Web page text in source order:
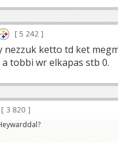
5 242
nezzuk ketto td ket
a tobbi wr elkapas stb 0.
3 820